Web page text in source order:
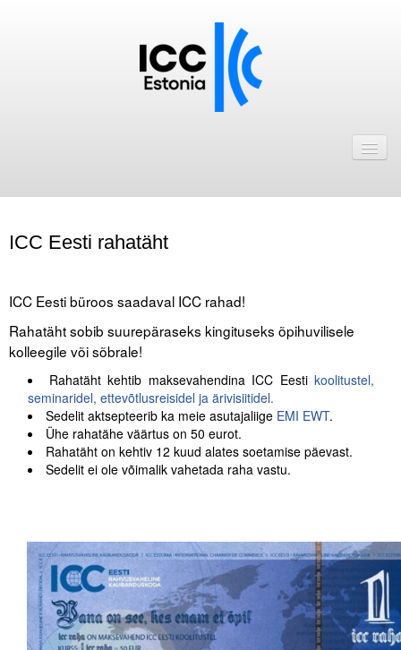
ICC Eesti liikmebaas
Astu ICC Eesti liikmeks!
Kalender
ICC Eesti
Tegevused
Publikatsioonid
Viidad
ICC WBO
ICC komisjonid
ICC Eesti rahatäht
ICC Eesti büroos saadaval ICC rahad!
Rahatäht sobib suurepäraseks kingituseks õpihuvilisele
kolleegile või sõbrale!
Rahatäht kehtib maksevahendina ICC Eesti koolitustel,
seminaridel, ettevõtlusreisidel ja ärivisiitidel.
Sedelit aktsepteerib ka meie asutajaliige EMI EWT.
Ühe rahatähe väärtus on 50 eurot.
Rahatäht on kehtiv 12 kuud alates soetamise päevast.
Sedelit ei ole võimalik vahetada raha vastu.